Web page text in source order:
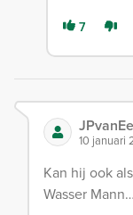
7
10 januari
Kan hij ook
Wasser